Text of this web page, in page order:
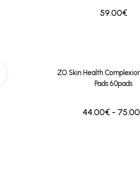
59.00€
ZO Skin Health
Pads 60pads
44.00€ -